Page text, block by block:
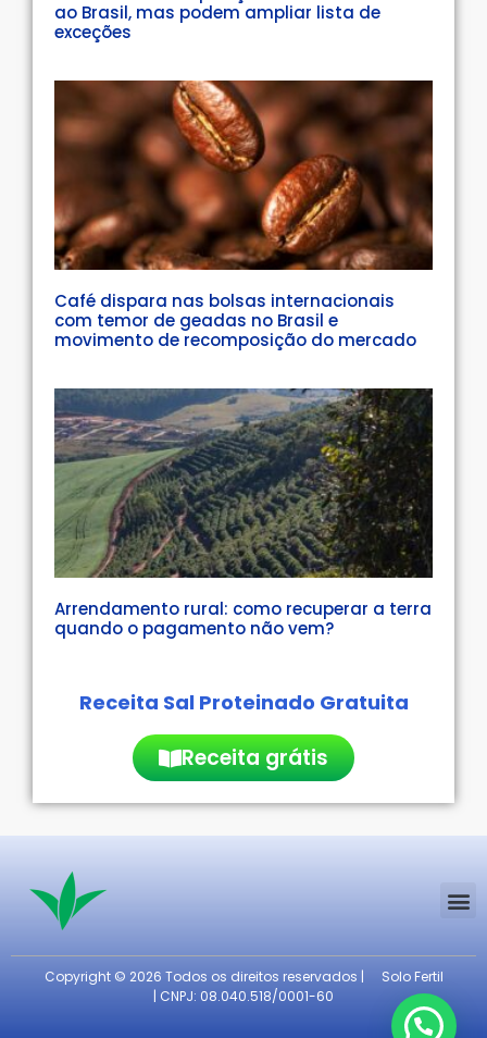
ao Brasil, mas podem ampliar lista de
exceções
Café dispara nas bolsas internacionais
com temor de geadas no Brasil e
movimento de recomposição do mercado
Arrendamento rural: como recuperar a terra
quando o pagamento não vem?
Receita Sal Proteinado Gratuita
Receita grátis
Copyright © 2026 Todos os direitos reservados |
Solo Fertil
| CNPJ: 08.040.518/0001-60